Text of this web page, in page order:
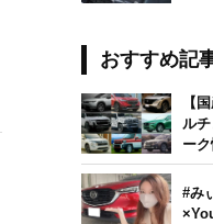
おすすめ記
【
ル
ー
#み